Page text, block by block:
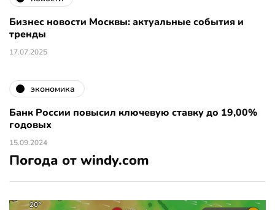
Бизнес новости Москвы: актуальные события и
тренды
17.07.2025
экономика
Банк России повысил ключевую ставку до 19,00%
годовых
15.09.2024
Погода от windy.com